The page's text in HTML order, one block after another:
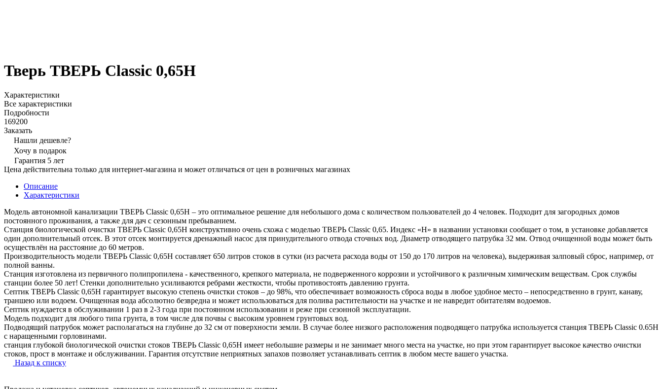
Тверь ТВЕРЬ Classic 0,65Н
Характеристики
Все характеристики
Подробности
169200
Заказать
Нашли дешевле?
Хочу в подарок
Гарантия 5 лет
Цена действительна только для интернет-магазина и может отличаться от цен в розничных магазинах
Описание
Характеристики
Модель автономной канализации ТВЕРЬ Classic 0,65Н – это оптимальное решение для небольшого дома с количеством пользователей до 4 человек. Подходит для загородных домов
постоянного проживания, а также для дач с сезонным пребыванием.
Станция биологической очистки ТВЕРЬ Classic 0,65Н конструктивно очень схожа с моделью ТВЕРЬ Classic 0,65. Индекс «Н» в названии установки сообщает о том, в установке добавляется
один дополнительный отсек. В этот отсек монтируется дренажный насос для принудительного отвода сточных вод. Диаметр отводящего патрубка 32 мм. Отвод очищенной воды может быть
осуществлён на расстояние до 60 метров.
Производительность модели ТВЕРЬ Classic 0,65Н составляет 650 литров стоков в сутки (из расчета расхода воды от 150 до 170 литров на человека), выдерживая залповый сброс, например, от
полной ванны.
Станция изготовлена из первичного полипропилена - качественного, крепкого материала, не подверженного коррозии и устойчивого к различным химическим веществам. Срок службы
станции более 50 лет! Стенки дополнительно усиливаются ребрами жесткости, чтобы противостоять давлению грунта.
Септик ТВЕРЬ Classic 0,65Н гарантирует высокую степень очистки стоков – до 98%, что обеспечивает возможность сброса воды в любое удобное место – непосредственно в грунт, канаву,
траншею или водоем. Очищенная вода абсолютно безвредна и может использоваться для полива растительности на участке и не навредит обитателям водоемов.
Септик нуждается в обслуживании 1 раз в 2-3 года при постоянном использовании и реже при сезонной эксплуатации.
Модель подходит для любого типа грунта, в том числе для почвы с высоким уровнем грунтовых вод.
Подводящий патрубок может располагаться на глубине до 32 см от поверхности земли. В случае более низкого расположения подводящего патрубка используется станция ТВЕРЬ Classic 0.65Н
с наращенными горловинами.
cтанция глубокой биологической очистки стоков ТВЕРЬ Classic 0,65Н имеет небольшие размеры и не занимает много места на участке, но при этом гарантирует высокое качество очистки
стоков, прост в монтаже и обслуживании. Гарантия отсутствие неприятных запахов позволяет устанавливать септик в любом месте вашего участка.
Назад к списку